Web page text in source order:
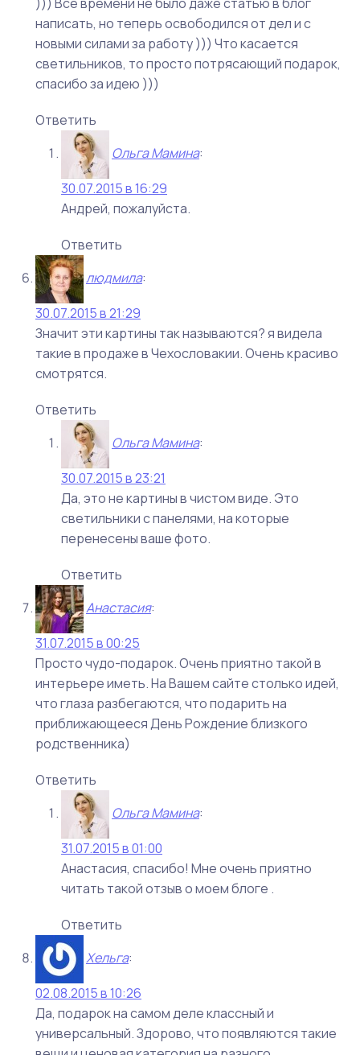
написать, но теперь освободился от дел и с
новыми силами за работу ))) Что касается
светильников, то просто потрясающий подарок,
спасибо за идею )))
Ответить
Ольга Мамина:
30.07.2015 в 16:29
Андрей, пожалуйста.
Ответить
людмила:
30.07.2015 в 21:29
Значит эти картины так называются? я видела
такие в продаже в Чехословакии. Очень красиво
смотрятся.
Ответить
Ольга Мамина:
30.07.2015 в 23:21
Да, это не картины в чистом виде. Это
светильники с панелями, на которые
перенесены ваше фото.
Ответить
Анастасия:
31.07.2015 в 00:25
Просто чудо-подарок. Очень приятно такой в
интерьере иметь. На Вашем сайте столько идей,
что глаза разбегаются, что подарить на
приближающееся День Рождение близкого
родственника)
Ответить
Ольга Мамина:
31.07.2015 в 01:00
Анастасия, спасибо! Мне очень приятно
читать такой отзыв о моем блоге .
Ответить
Хельга:
02.08.2015 в 10:26
Да, подарок на самом деле классный и
универсальный. Здорово, что появляются такие